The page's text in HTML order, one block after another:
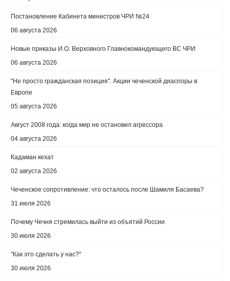
Постановление Кабинета министров ЧРИ №24
06 августа 2026
Новые приказы И.О. Верховного Главнокомандующего ВС ЧРИ
06 августа 2026
"Не просто гражданская позиция". Акции чеченской диаспоры в
Европе
05 августа 2026
Август 2008 года: когда мир не остановил агрессора
04 августа 2026
Кадаман кехат
02 августа 2026
Чеченское сопротивление: что осталось после Шамиля Басаева?
31 июля 2026
Почему Чечня стремилась выйти из объятий России
30 июля 2026
"Как это сделать у нас?"
30 июля 2026